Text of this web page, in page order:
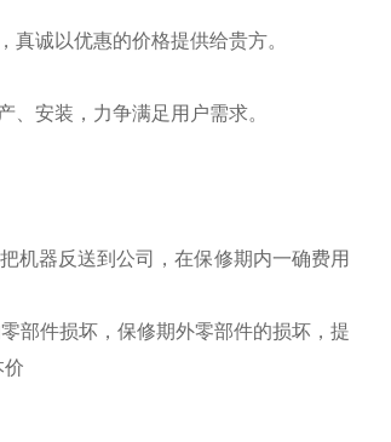
诚以优惠的价格提供给贵方。
安装，力争满足用户需求。
机器反送到公司，在保修期内一确费用
部件损坏，保修期外零部件的损坏，提
价